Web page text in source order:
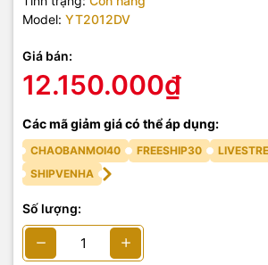
Model: YT2012DV
Giá bán:
12.150.000₫
Các mã giảm giá có thể áp dụng:
CHAOBANMOI40 FREESHIP30
SHIPVENHA
Số lượng: